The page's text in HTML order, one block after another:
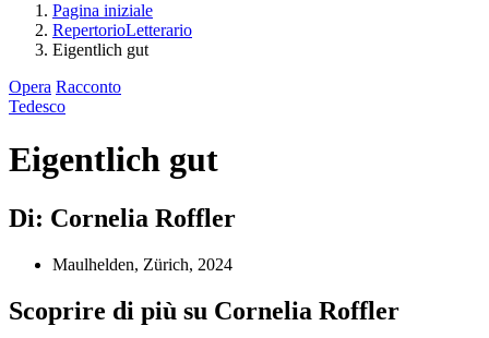
Pagina iniziale
RepertorioLetterario
Eigentlich gut
Opera Racconto
Tedesco
Eigentlich gut
Di: Cornelia Roffler
Maulhelden, Zürich, 2024
Scoprire di più su Cornelia Roffler